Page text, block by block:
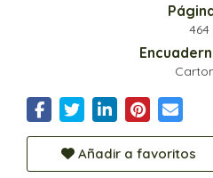
464
Añadir a favoritos